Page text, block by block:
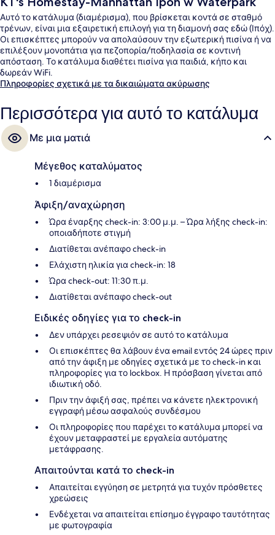
Αυτό το κατάλυμα (διαμέρισμα), που βρίσκεται κοντά σε σταθμό
τρένων, είναι μια εξαιρετική επιλογή για τη διαμονή σας εδώ (Ιπόχ).
Οι επισκέπτες μπορούν να απολαύσουν την εξωτερική πισίνα ή να
επιλέξουν μονοπάτια για πεζοπορία/ποδηλασία σε κοντινή
απόσταση. Το κατάλυμα διαθέτει πισίνα για παιδιά, κήπο και
δωρεάν WiFi.
Πληροφορίες σχετικά με τα δικαιώματα ακύρωσης
Περισσότερα για αυτό το κατάλυμα
Με μια ματιά
Μέγεθος καταλύματος
1 διαμέρισμα
Άφιξη/αναχώρηση
Ώρα έναρξης check-in: 3:00 μ.μ. – Ώρα λήξης check-in:
οποιαδήποτε στιγμή
Διατίθεται ανέπαφο check-in
Ελάχιστη ηλικία για check-in: 18
Ώρα check-out: 11:30 π.μ.
Διατίθεται ανέπαφο check-out
Ειδικές οδηγίες για το check-in
Δεν υπάρχει ρεσεψιόν σε αυτό το κατάλυμα
Οι επισκέπτες θα λάβουν ένα email εντός 24 ώρες πριν
από την άφιξη με οδηγίες σχετικά με το check-in και
πληροφορίες για το lockbox. Η πρόσβαση γίνεται από
ιδιωτική οδό.
Πριν την άφιξή σας, πρέπει να κάνετε ηλεκτρονική
εγγραφή μέσω ασφαλούς συνδέσμου
Οι πληροφορίες που παρέχει το κατάλυμα μπορεί να
έχουν μεταφραστεί με εργαλεία αυτόματης
μετάφρασης.
Απαιτούνται κατά το check-in
Απαιτείται εγγύηση σε μετρητά για τυχόν πρόσθετες
χρεώσεις
Ενδέχεται να απαιτείται επίσημο έγγραφο ταυτότητας
με φωτογραφία